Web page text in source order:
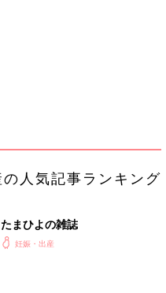
夫婦で予習する 出産の教科書
妊娠中に読みたい！3冊の「たまひ